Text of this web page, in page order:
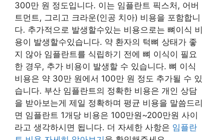
300만 원 정도입니다. 이는 임플란트 픽스처, 어버
트먼트, 그리고 크라운(인공 치아) 비용을 포함합니
다. 추가적으로 발생할수있는 비용으로는 뼈이식 비
용이 발생할수있습니다. 약 환자의 턱뼈 상태가 좋
지 않아 임플란트를 식립하기 전에 뼈 이식이 필요
한 경우, 추가 비용이 발생할 수 있습니다. 뼈 이식
비용은 약 30만 원에서 100만 원 정도 추가될 수 있
습니다. 부산 임플란트의 정확한 비용은 개인 상담
을 받아보는게 제일 정확하며 평균 비용을 말씀드리
면 임플란트 1개당 비용은 100만원~200만원 사이
라고 생각하시면 됩니다. 더 자세한 사항은 임플란